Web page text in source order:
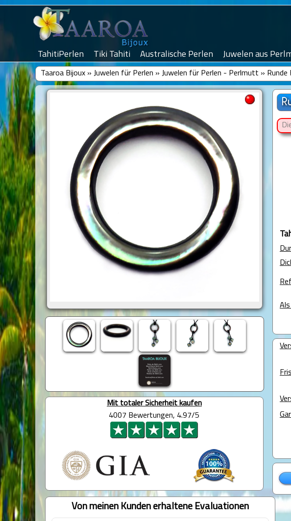
TahitiPerlen Tiki Tahiti Australische Perlen Juwelen aus
Taaroa Bijoux» Juwelen für Perlen » Juwelen für Perlen - Perlmutt »
Mit totaler Sicherheit kaufen
4007 Bewertungen, 4.97/5
Von meinen Kunden erhaltene Evaluationen